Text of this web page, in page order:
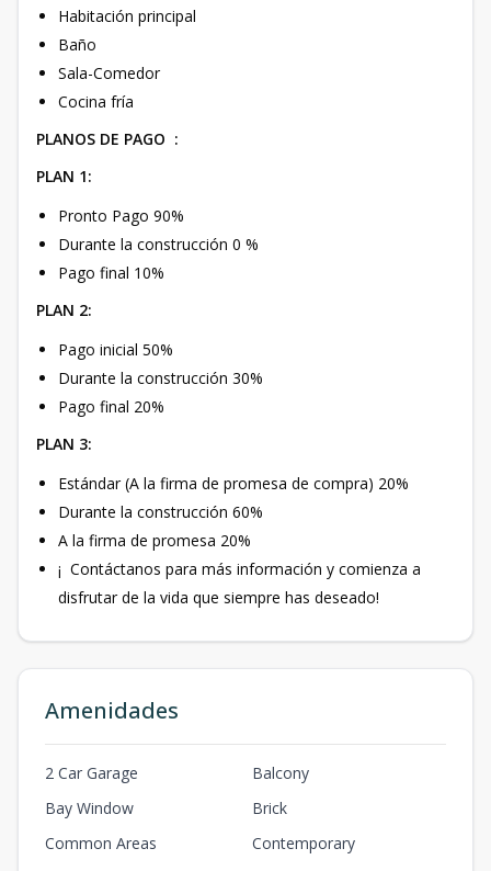
Habitación principal
Baño
Sala-Comedor
Cocina fría
PLANOS DE PAGO :
PLAN 1:
Pronto Pago 90%
Durante la construcción 0 %
Pago final 10%
PLAN 2:
Pago inicial 50%
Durante la construcción 30%
Pago final 20%
PLAN 3:
Estándar (A la firma de promesa de compra) 20%
Durante la construcción 60%
A la firma de promesa 20%
¡ Contáctanos para más información y comienza a
disfrutar de la vida que siempre has deseado!
Amenidades
2 Car Garage
Balcony
Bay Window
Brick
Common Areas
Contemporary